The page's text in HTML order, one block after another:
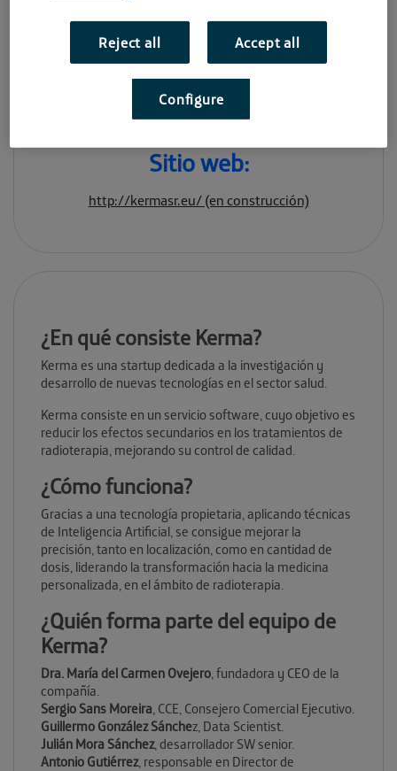
Convocatoria:
Abril 2020
Sitio web:
http://kermasr.eu/ (en construcción)
¿En qué consiste Kerma?
Kerma es una startup dedicada a la investigación y
desarrollo de nuevas tecnologías en el sector salud.
Kerma consiste en un servicio software, cuyo objetivo es
reducir los efectos secundarios en los tratamientos de
radioterapia, mejorando su control de calidad.
¿Cómo funciona?
Gracias a una tecnología propietaria, aplicando técnicas
de Inteligencia Artificial, se consigue mejorar la
precisión, tanto en localización, como en cantidad de
dosis, liderando la transformación hacia la medicina
personalizada, en el ámbito de radioterapia.
¿Quién forma parte del equipo de
Kerma?
Dra. María del Carmen Ovejero, fundadora y CEO de la
compañía.
Sergio Sans Moreira, CCE, Consejero Comercial Ejecutivo.
Guillermo González Sánchez, Data Scientist.
Julián Mora Sánchez, desarrollador SW senior.
Antonio Gutiérrez, responsable en Director de
Reject all Accept all
Configure